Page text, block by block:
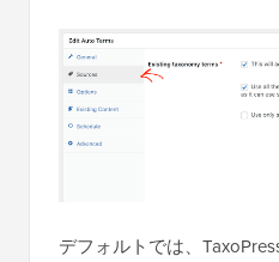
デフォルトでは、